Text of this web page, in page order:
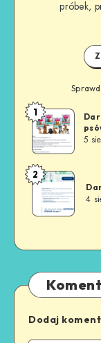
próbek,
1
5
2
4
Dodaj